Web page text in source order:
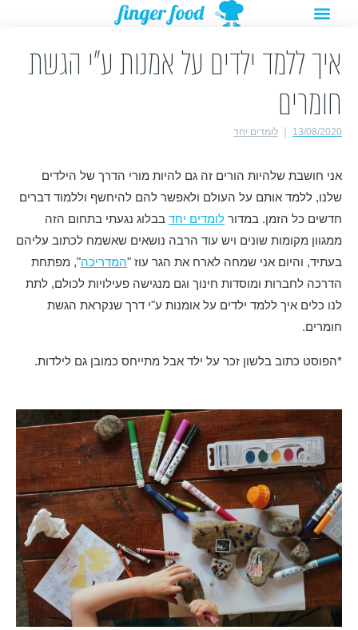
תפריט
איך ללמד ילדים על אמנות ע"י הגשת
חומרים
13/08/2020 לומדים יחד
אני חושבת שלהיות הורים זה גם להיות מורי הדרך של הילדים
שלנו, ללמד אותם על העולם ולאפשר להם להיחשף וללמוד דברים
חדשים כל הזמן. במדור לומדים יחד בבלוג נגעתי בתחום הזה
ממגוון מקומות שונים ויש עוד הרבה נושאים שאשמח לכתוב עליהם
בעתיד, והיום אני שמחה לארח את הגר עוז "המדריכה", מפתחת
הדרכה לחברות ומוסדות חינוך וגם מנגישה פעילויות לכולם, לתת
לנו כלים איך ללמד ילדים על אומנות ע"י דרך שנקראת הגשת
חומרים.
*הפוסט כתוב בלשון זכר על ילד אבל מתייחס כמובן גם לילדות.